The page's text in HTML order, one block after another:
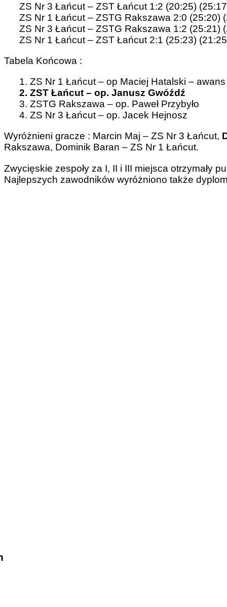
ZS Nr 3 Łańcut – ZST Łańcut 1:2 (20:25)
ZS Nr 1 Łańcut – ZSTG Rakszawa 2:0 (25:20)
ZS Nr 3 Łańcut – ZSTG Rakszawa 1:2 (25:21)
ZS Nr 1 Łańcut – ZST Łańcut 2:1 (25:23)
Tabela Końcowa :
1. ZS Nr 1 Łańcut – op Maciej Hatalski –
2. ZST Łańcut – op. Janusz Gwóźdź
3. ZSTG Rakszawa – op. Paweł Przybyło
4. ZS Nr 3 Łańcut – op. Jacek Hejnosz
Wyróżnieni gracze : Marcin Maj – ZS Nr 3 Łańcut,
Rakszawa, Dominik Baran – ZS Nr 1 Łańcut.
Zwycięskie zespoły za I, II i III miejsca otrzymały
Najlepszych zawodników wyróżniono także